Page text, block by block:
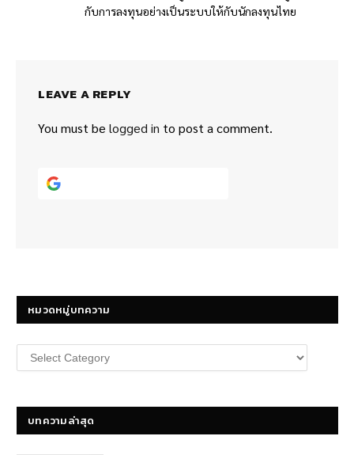
กับการลงทุนอย่างเป็นระบบให้กับนักลงทุนไทย
LEAVE A REPLY
You must be logged in to post a comment.
หมวดหมู่บทความ
หมวด
หมู่
บทความล่าสุด